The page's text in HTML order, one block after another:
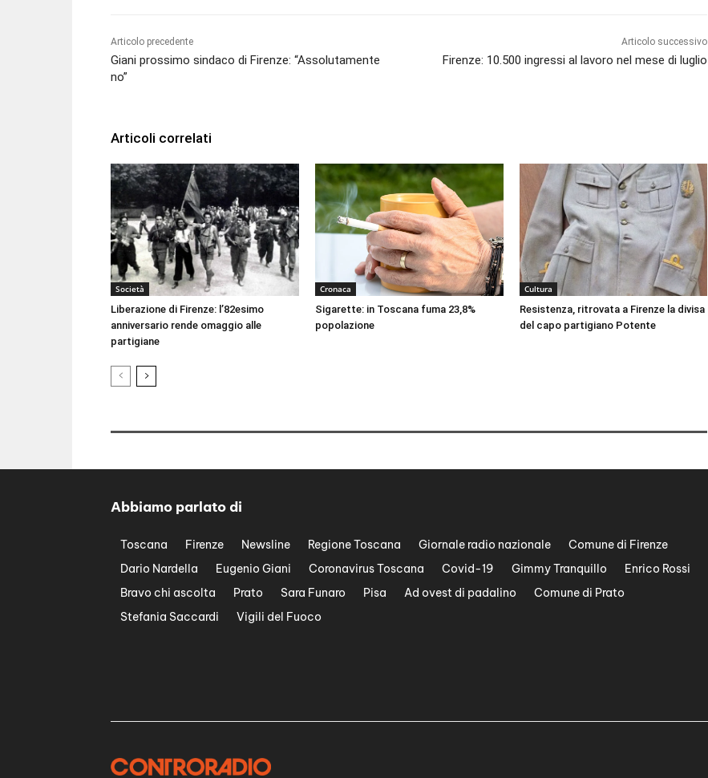
Articolo precedente
Giani prossimo sindaco di Firenze: “Assolutamente
no”
Articolo successivo
Firenze: 10.500 ingressi al lavoro nel mese di luglio
Articoli correlati
Società
Liberazione di Firenze: l’82esimo
anniversario rende omaggio alle
partigiane
Cronaca
Sigarette: in Toscana fuma 23,8%
popolazione
Cultura
Resistenza, ritrovata a Firenze la divisa
del capo partigiano Potente
Abbiamo parlato di
Toscana Firenze Newsline Regione Toscana Giornale radio nazionale
Comune di Firenze
Dario Nardella
Eugenio Giani Coronavirus Toscana Covid-19 Gimmy Tranquillo
Enrico Rossi
Bravo chi ascolta
Prato Sara Funaro Pisa Ad ovest di padalino
Comune di Prato
Stefania Saccardi
Vigili del Fuoco